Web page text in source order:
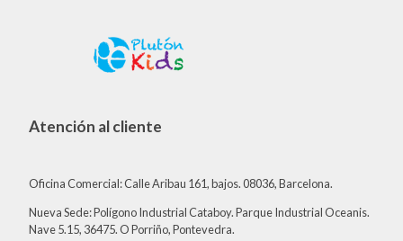
Atención al cliente
Oficina Comercial: Calle Aribau 161, bajos. 08036, Barcelona.
Nueva Sede: Polígono Industrial Cataboy. Parque Industrial Oceanis.
Nave 5.15, 36475. O Porriño, Pontevedra.